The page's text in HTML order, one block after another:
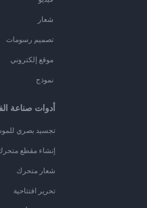
شعار
تصميم رسومات
موقع إلكتروني
نموذج
أدوات صناعة
تجسيد بصري
إنشاء مقطع
شعار متحرك
تحرير افتتاحية